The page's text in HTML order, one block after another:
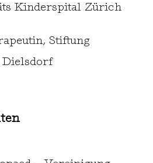
Kinderspital Zürich
Stiftung
Dielsdorf